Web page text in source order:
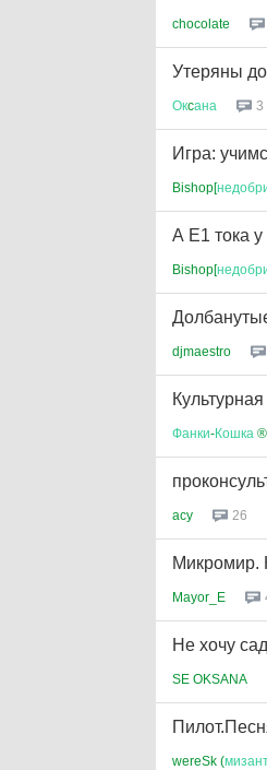
chocolate
Утеряны
Окcана 3
Игра:
Bishop[
А Е1 тока
Bishop[
djmaestro
Фанки-Кошка ®
acy 26
Микромир.
Mayor_E
Не хочу
SE OKSANA
wereSk (